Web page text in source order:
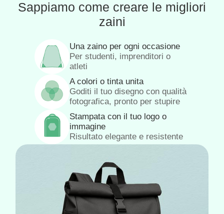
Sappiamo come creare le migliori
zaini
Una zaino per ogni occasione
Per studenti, imprenditori o
atleti
A colori o tinta unita
Goditi il tuo disegno con qualità
fotografica, pronto per stupire
Stampata con il tuo logo o
immagine
Risultato elegante e resistente